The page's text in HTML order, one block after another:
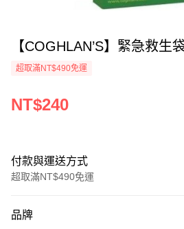
【COGHLAN’S】緊急救生
超取滿NT$490免運
NT$240
付款與運送方式
超取滿NT$490免運
信用卡一次付款
品牌